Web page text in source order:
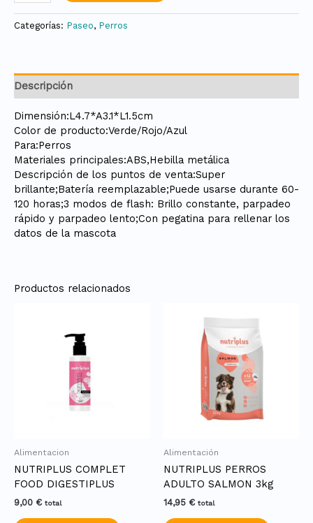
Categorías: Paseo, Perros
Descripción
Dimensión:L4.7*A3.1*L1.5cm
Color de producto:Verde/Rojo/Azul
Para:Perros
Materiales principales:ABS,Hebilla metálica
Descripción de los puntos de venta:Super
brillante;Batería reemplazable;Puede usarse durante 60-
120 horas;3 modos de flash: Brillo constante, parpadeo
rápido y parpadeo lento;Con pegatina para rellenar los
datos de la mascota
Productos relacionados
Alimentacion
NUTRIPLUS COMPLET
FOOD DIGESTIPLUS
9,00 € total
Alimentación
NUTRIPLUS PERROS
ADULTO SALMON 3kg
14,95 € total